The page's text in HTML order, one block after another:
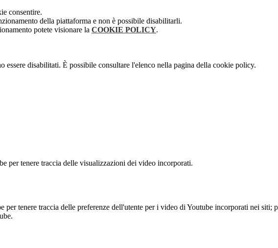
consentire.
della piattaforma e non è possibile disabilitarli.
potete visionare la COOKIE POLICY.
essere disabilitati. È possibile consultare l'elenco nella pagina della cookie policy.
per tenere traccia delle visualizzazioni dei video incorporati.
per tenere traccia delle preferenze dell'utente per i video di Youtube incorporati nei